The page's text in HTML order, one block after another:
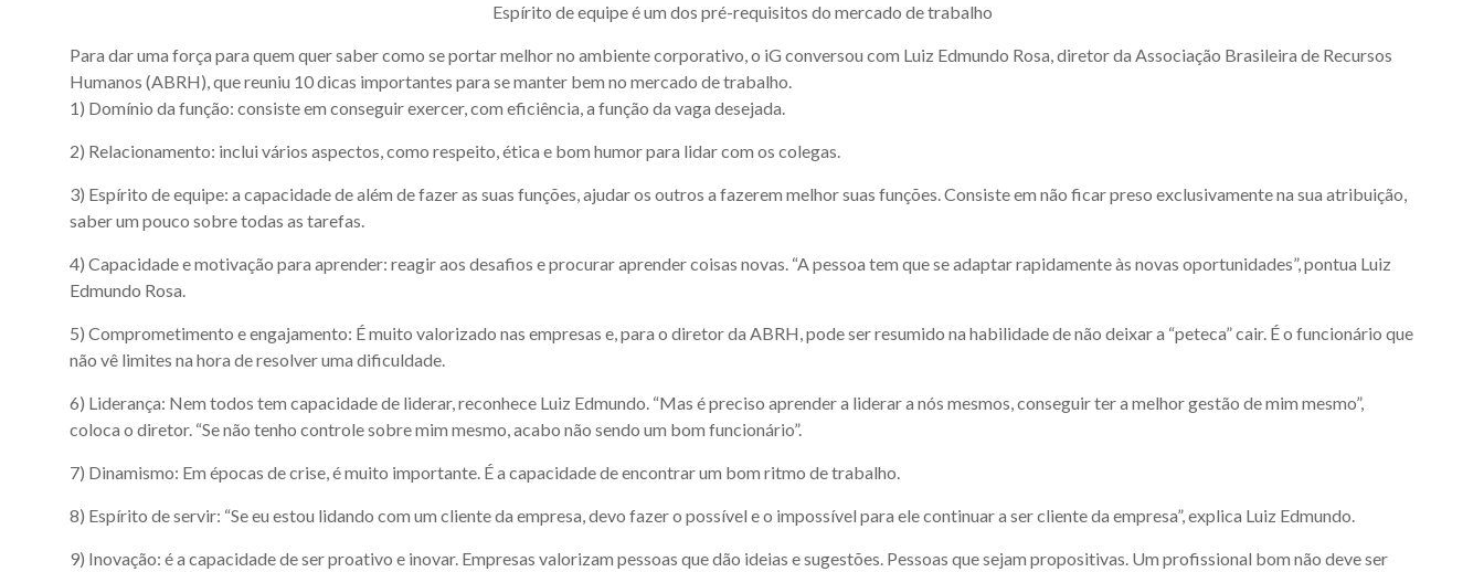
Espírito de equipe é um dos pré-requisitos do mercado de trabalho
Para dar uma força para quem quer saber como se portar melhor no ambiente corporativo, o iG conversou com Luiz Edmundo Rosa, diretor da Associação Brasileira de Recursos
Humanos (ABRH), que reuniu 10 dicas importantes para se manter bem no mercado de trabalho.
1) Domínio da função: consiste em conseguir exercer, com eficiência, a função da vaga desejada.
2) Relacionamento: inclui vários aspectos, como respeito, ética e bom humor para lidar com os colegas.
3) Espírito de equipe: a capacidade de além de fazer as suas funções, ajudar os outros a fazerem melhor suas funções. Consiste em não ficar preso exclusivamente na sua atribuição,
saber um pouco sobre todas as tarefas.
4) Capacidade e motivação para aprender: reagir aos desafios e procurar aprender coisas novas. “A pessoa tem que se adaptar rapidamente às novas oportunidades”, pontua Luiz
Edmundo Rosa.
5) Comprometimento e engajamento: É muito valorizado nas empresas e, para o diretor da ABRH, pode ser resumido na habilidade de não deixar a “peteca” cair. É o funcionário que
não vê limites na hora de resolver uma dificuldade.
6) Liderança: Nem todos tem capacidade de liderar, reconhece Luiz Edmundo. “Mas é preciso aprender a liderar a nós mesmos, conseguir ter a melhor gestão de mim mesmo”,
coloca o diretor. “Se não tenho controle sobre mim mesmo, acabo não sendo um bom funcionário”.
7) Dinamismo: Em épocas de crise, é muito importante. É a capacidade de encontrar um bom ritmo de trabalho.
8) Espírito de servir: “Se eu estou lidando com um cliente da empresa, devo fazer o possível e o impossível para ele continuar a ser cliente da empresa”, explica Luiz Edmundo.
9) Inovação: é a capacidade de ser proativo e inovar. Empresas valorizam pessoas que dão ideias e sugestões. Pessoas que sejam propositivas. Um profissional bom não deve ser